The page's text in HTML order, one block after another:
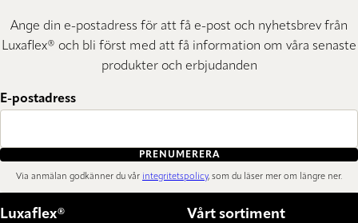
Ange din e-postadress för att få e-post och nyhetsbrev från
Luxaflex® och bli först med att få information om våra senaste
produkter och erbjudanden
E-postadress
PRENUMERERA
Via anmälan godkänner du vår integritetspolicy, som du läser mer om längre ner.
Luxaflex® Vårt sortiment